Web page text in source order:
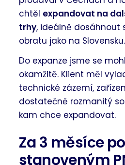
chtěl expandovat na
trhy, ideálně dosáhnout
obratu jako na Slovensku.
Do expanze jsme se
okamžitě. Klient měl
technické zázemí,
dostatečně rozmanitý
kam chce expandovat.
Za 3 měsíce
stanoveným